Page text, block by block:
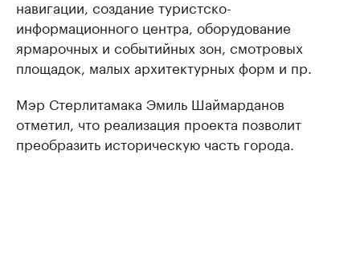
навигации, создание туристско-
информационного центра, оборудование
ярмарочных и событийных зон, смотровых
площадок, малых архитектурных форм и пр.
Мэр Стерлитамака Эмиль Шаймарданов
отметил, что реализация проекта позволит
преобразить историческую часть города.